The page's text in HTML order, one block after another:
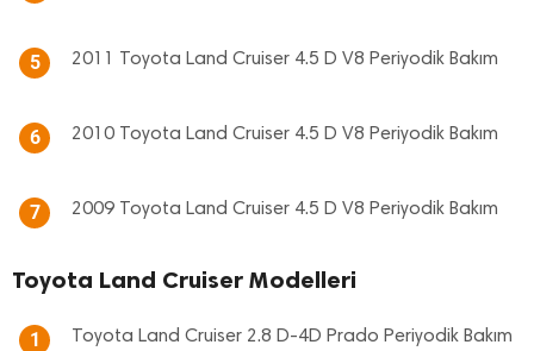
5 2011 Toyota Land Cruiser 4.5 D V8 Periyodik Bakım
6 2010 Toyota Land Cruiser 4.5 D V8 Periyodik Bakım
7 2009 Toyota Land Cruiser 4.5 D V8 Periyodik Bakım
Toyota Land Cruiser Modelleri
1 Toyota Land Cruiser 2.8 D-4D Prado Periyodik Bakım